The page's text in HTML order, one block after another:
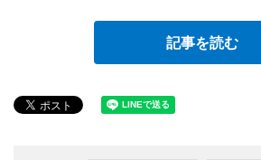
記事を読む